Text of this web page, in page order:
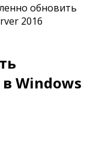
обновить
2016
Windows